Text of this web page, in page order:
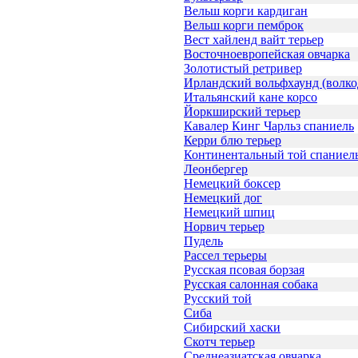
Вельш корги кардиган
Вельш корги пемброк
Вест хайленд вайт терьер
Восточноевропейская овчарка
Золотистый ретривер
Ирландский вольфхаунд
Итальянский кане корсо
Йоркширский терьер
Кавалер Кинг Чарльз спаниель
Керри блю терьер
Континентальный той
Леонбергер
Немецкий боксер
Немецкий дог
Немецкий шпиц
Норвич терьер
Пудель
Рассел терьеры
Русская псовая борзая
Русская салонная собака
Русский той
Сиба
Сибирский хаски
Скотч терьер